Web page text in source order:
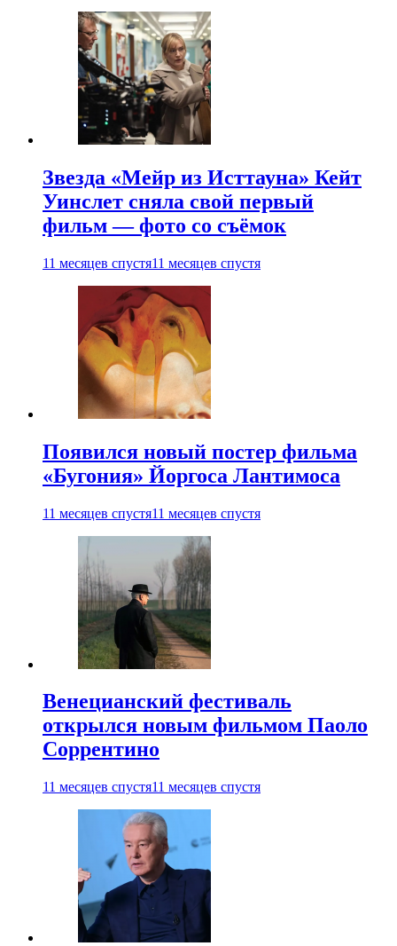
Звезда «Мейр из Исттауна» Кейт
Уинслет сняла свой первый
фильм — фото со съёмок
11 месяцев спустя11 месяцев спустя
Появился новый постер фильма
«Бугония» Йоргоса Лантимоса
11 месяцев спустя11 месяцев спустя
Венецианский фестиваль
открылся новым фильмом Паоло
Соррентино
11 месяцев спустя11 месяцев спустя